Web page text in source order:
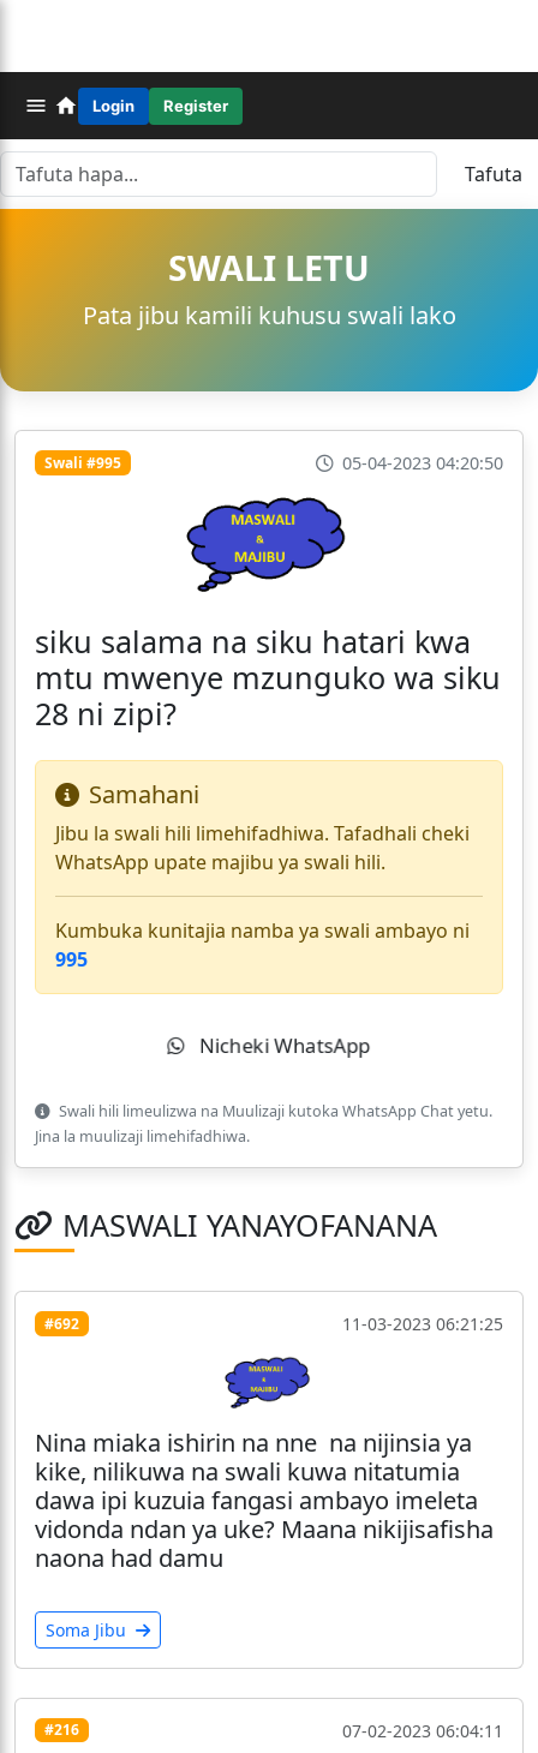
Login Register
Tafuta
SWALI LETU
Pata jibu kamili kuhusu swali lako
Swali #995 05-04-2023 04:20:50
siku salama na siku hatari kwa
mtu mwenye mzunguko wa siku
28 ni zipi?
Samahani
Jibu la swali hili limehifadhiwa. Tafadhali cheki
WhatsApp upate majibu ya swali hili.
Kumbuka kunitajia namba ya swali ambayo ni
995
Nicheki WhatsApp
Swali hili limeulizwa na Muulizaji kutoka WhatsApp Chat yetu.
Jina la muulizaji limehifadhiwa.
MASWALI YANAYOFANANA
#692 11-03-2023 06:21:25
Nina miaka ishirin na nne na nijinsia ya
kike, nilikuwa na swali kuwa nitatumia
dawa ipi kuzuia fangasi ambayo imeleta
vidonda ndan ya uke? Maana nikijisafisha
naona had damu
Soma Jibu
#216 07-02-2023 06:04:11